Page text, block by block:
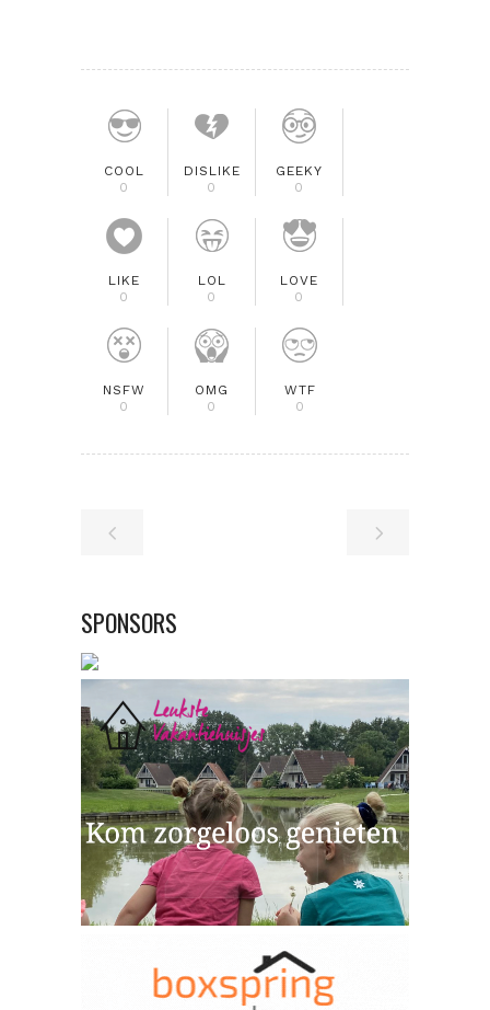
COOL
0
DISLIKE
0
GEEKY
0
LIKE
0
LOL
0
LOVE
0
NSFW
0
OMG
0
WTF
0
SPONSORS